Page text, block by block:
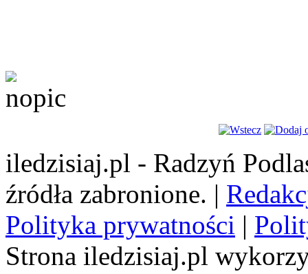
iledzisiaj.pl - Radzyń
źródła zabronione. |
Polityka prywatności |
Strona iledzisiaj.pl